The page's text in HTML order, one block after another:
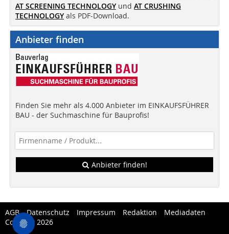
AT SCREENING TECHNOLOGY und AT CRUSHING
TECHNOLOGY als PDF-Download.
Anbieter finden
Finden Sie mehr als 4.000 Anbieter im EINKAUFSFÜHRER
BAU - der Suchmaschine für Bauprofis!
Anbieter finden!
AGB Datenschutz Impressum Redaktion
Mediadaten
Copytest 2026